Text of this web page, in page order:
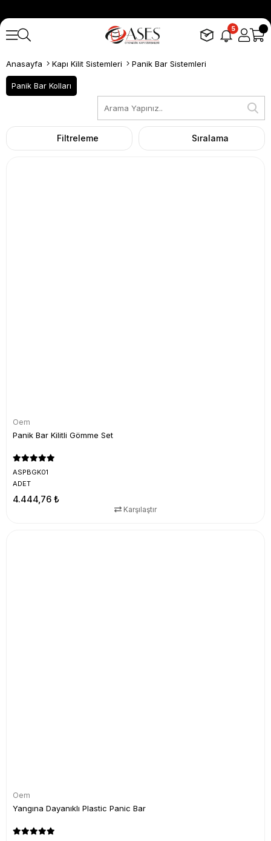
5
Anasayfa Kapı Kilit Sistemleri Panik Bar Sistemleri
Panik Bar Kolları
Filtreleme Sıralama
Oem
Panik Bar Kilitli Gömme Set
ASPBGK01
ADET
4.444,76 ₺
Karşılaştır
Oem
Yangına Dayanıklı Plastic Panic Bar